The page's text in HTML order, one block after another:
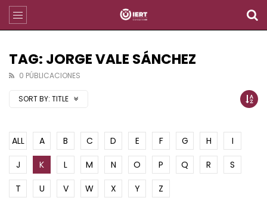
TAG: JORGE VALE SÁNCHEZ
0 PÚBLICACIONES
SORT BY: TITLE
ALL A B C D E F G H
I
J
K L M N O P Q R
S
T
U V W X Y Z